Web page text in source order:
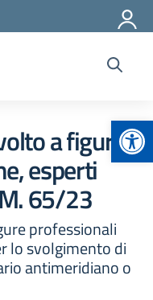
a figure
esperti
65/23
professionali
lo svolgimento di
antimeridiano o